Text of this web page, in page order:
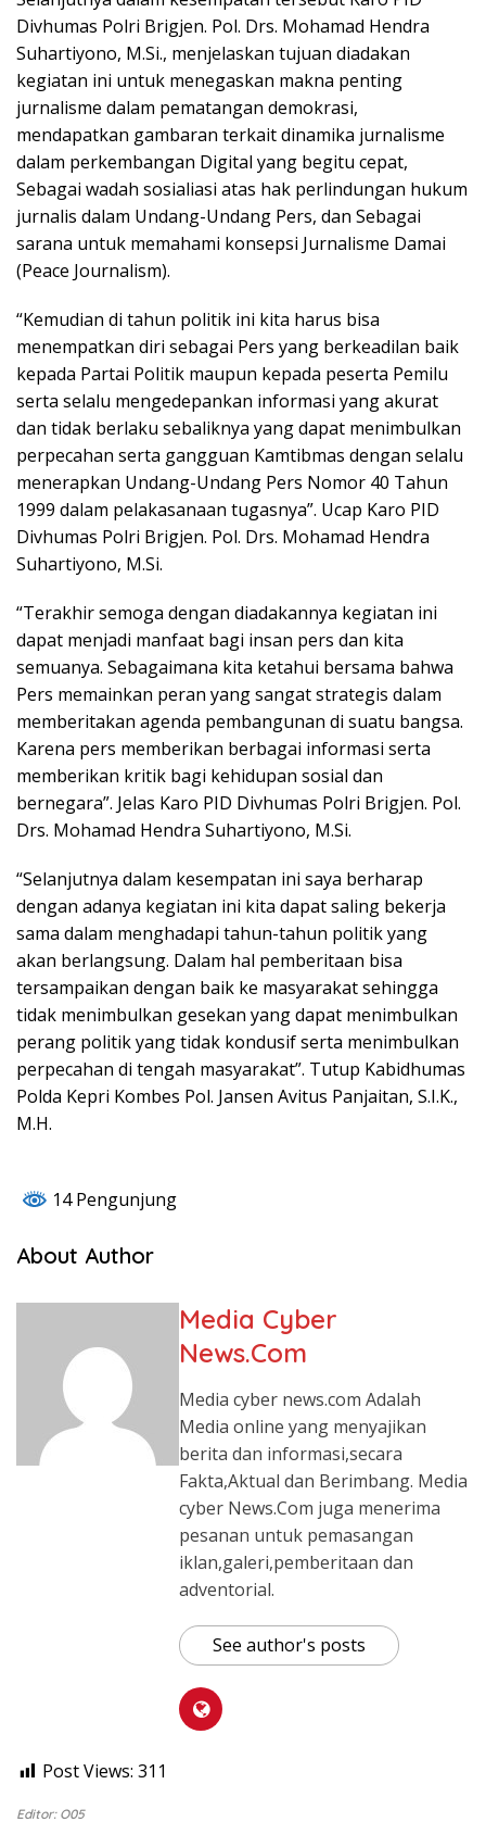
Divhumas Polri Brigjen. Pol. Drs. Mohamad Hendra
Suhartiyono, M.Si., menjelaskan tujuan diadakan
kegiatan ini untuk menegaskan makna penting
jurnalisme dalam pematangan demokrasi,
mendapatkan gambaran terkait dinamika jurnalisme
dalam perkembangan Digital yang begitu cepat,
Sebagai wadah sosialiasi atas hak perlindungan hukum
jurnalis dalam Undang-Undang Pers, dan Sebagai
sarana untuk memahami konsepsi Jurnalisme Damai
(Peace Journalism).
“Kemudian di tahun politik ini kita harus bisa
menempatkan diri sebagai Pers yang berkeadilan baik
kepada Partai Politik maupun kepada peserta Pemilu
serta selalu mengedepankan informasi yang akurat
dan tidak berlaku sebaliknya yang dapat menimbulkan
perpecahan serta gangguan Kamtibmas dengan selalu
menerapkan Undang-Undang Pers Nomor 40 Tahun
1999 dalam pelakasanaan tugasnya”. Ucap Karo PID
Divhumas Polri Brigjen. Pol. Drs. Mohamad Hendra
Suhartiyono, M.Si.
“Terakhir semoga dengan diadakannya kegiatan ini
dapat menjadi manfaat bagi insan pers dan kita
semuanya. Sebagaimana kita ketahui bersama bahwa
Pers memainkan peran yang sangat strategis dalam
memberitakan agenda pembangunan di suatu bangsa.
Karena pers memberikan berbagai informasi serta
memberikan kritik bagi kehidupan sosial dan
bernegara”. Jelas Karo PID Divhumas Polri Brigjen. Pol.
Drs. Mohamad Hendra Suhartiyono, M.Si.
“Selanjutnya dalam kesempatan ini saya berharap
dengan adanya kegiatan ini kita dapat saling bekerja
sama dalam menghadapi tahun-tahun politik yang
akan berlangsung. Dalam hal pemberitaan bisa
tersampaikan dengan baik ke masyarakat sehingga
tidak menimbulkan gesekan yang dapat menimbulkan
perang politik yang tidak kondusif serta menimbulkan
perpecahan di tengah masyarakat”. Tutup Kabidhumas
Polda Kepri Kombes Pol. Jansen Avitus Panjaitan, S.I.K.,
M.H.
14 Pengunjung
About Author
Media Cyber
News.Com
Media cyber news.com Adalah
Media online yang menyajikan
berita dan informasi,secara
Fakta,Aktual dan Berimbang. Media
cyber News.Com juga menerima
pesanan untuk pemasangan
iklan,galeri,pemberitaan dan
adventorial.
See author's posts
Post Views: 311
Editor: O05